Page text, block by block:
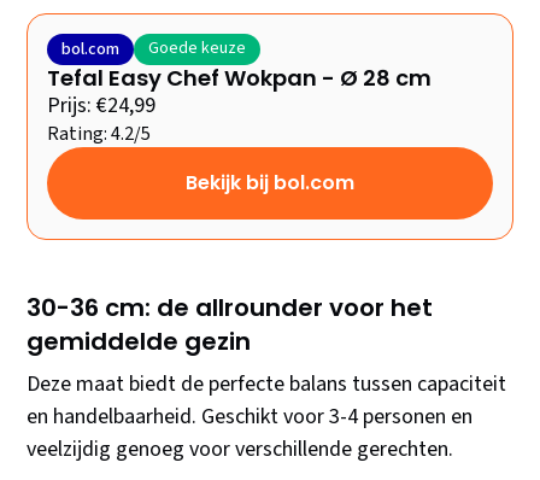
bol.com Goede keuze
Tefal Easy Chef Wokpan - Ø 28 cm
Prijs: €24,99
Rating: 4.2/5
Bekijk bij bol.com
30-36 cm: de allrounder voor het
gemiddelde gezin
Deze maat biedt de perfecte balans tussen capaciteit
en handelbaarheid. Geschikt voor 3-4 personen en
veelzijdig genoeg voor verschillende gerechten.